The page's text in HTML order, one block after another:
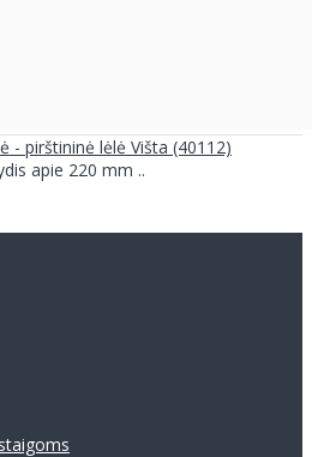
- pirštininė lėlė Višta (40112)
apie 220 mm ..